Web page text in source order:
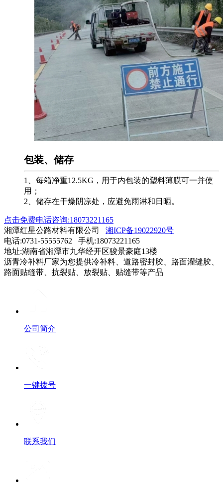
包装、储存
1、每箱净重12.5KG，用于内包装的塑料薄膜可一并使
用；
2、储存在干燥阴凉处，应避免雨淋和日晒。
点击免费电话咨询:18073221165
湘潭红星公路材料有限公司 湘ICP备19022920号
电话:0731-55555762 手机:18073221165
地址:湖南省湘潭市九华经开区骏景豪庭13楼
沥青冷补料厂家为您提供冷补料、道路密封胶、路面灌缝胶、
路面贴缝带、抗裂贴、放裂贴、贴缝带等产品
公司简介
一键拨号
联系我们